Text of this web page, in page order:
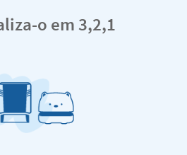
o em 3,2,1